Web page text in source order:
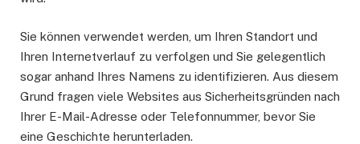
Sie können verwendet werden, um Ihren Standort und
Ihren Internetverlauf zu verfolgen und Sie gelegentlich
sogar anhand Ihres Namens zu identifizieren. Aus diesem
Grund fragen viele Websites aus Sicherheitsgründen nach
Ihrer E-Mail-Adresse oder Telefonnummer, bevor Sie
eine Geschichte herunterladen.